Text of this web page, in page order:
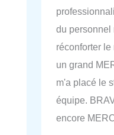
du personnel
réconforter
un grand
m'a placé le
équipe.
encore